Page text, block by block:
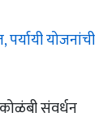
योजनांची
संवर्धन